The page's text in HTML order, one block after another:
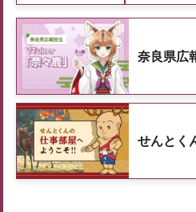
奈良県広
せんとく